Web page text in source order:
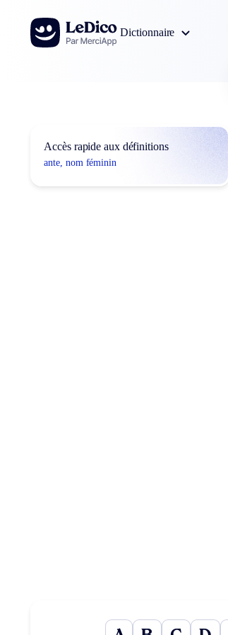
Aller au contenu
Dictionnaire
Accès rapide aux définitions
ante, nom féminin